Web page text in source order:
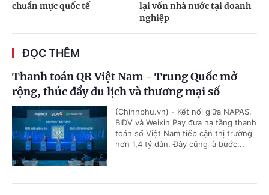
chuẩn mực quốc tế
lại vốn nhà nước tại doanh
nghiệp
ĐỌC THÊM
Thanh toán QR Việt Nam - Trung Quốc mở
rộng, thúc đẩy du lịch và thương mại số
(Chinhphu.vn) - Kết nối giữa NAPAS,
BIDV và Weixin Pay đưa hạ tầng thanh
toán số Việt Nam tiếp cận thị trường
hơn 1,4 tỷ dân. Đây cũng là bước...